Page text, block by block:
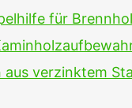
für
aus verzinktem